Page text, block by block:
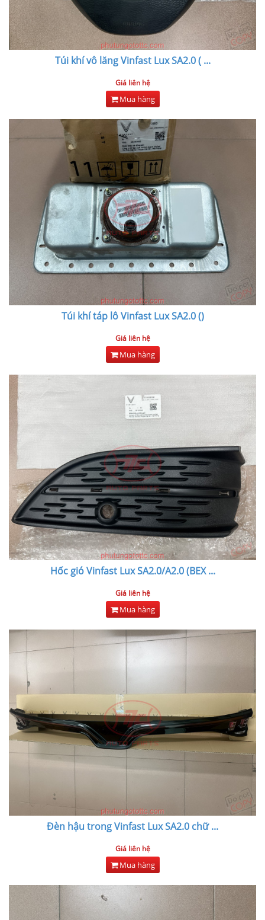
Túi khí vô lăng Vinfast Lux SA2.0 (...
Giá liên hệ
Mua hàng
Túi khí táp lô Vinfast Lux SA2.0 ()
Giá liên hệ
Mua hàng
Hốc gió Vinfast Lux SA2.0/A2.0 (BEX...
Giá liên hệ
Mua hàng
Đèn hậu trong Vinfast Lux SA2.0 chữ...
Giá liên hệ
Mua hàng